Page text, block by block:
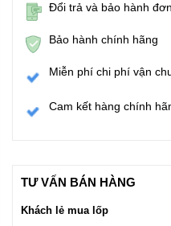
Đổi trả và bảo hành
Bảo hành chính hãng
Miễn phí chi phí vận
Cam kết hàng chính
TƯ VẤN BÁN HÀNG
Khách lẻ mua lốp